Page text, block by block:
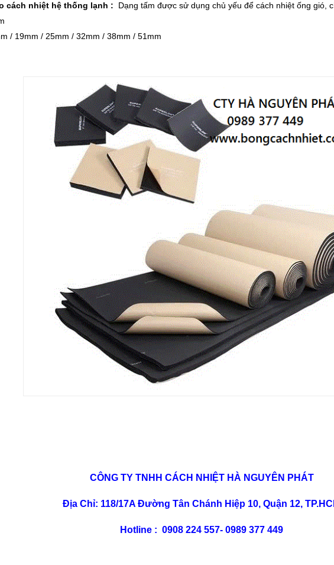
cách nhiệt hệ thống lạnh : Dạng tấm được sử dụng chủ yếu để cách nhiệt ống gió,
/ 19mm / 25mm / 32mm / 38mm / 51mm
CÔNG TY TNHH CÁCH NHIỆT HÀ NGUYÊN PHÁT
Địa Chỉ: 118/17A Đường Tân Chánh Hiệp 10, Quận 12,
Hotline : 0908 224 557- 0989 377 449